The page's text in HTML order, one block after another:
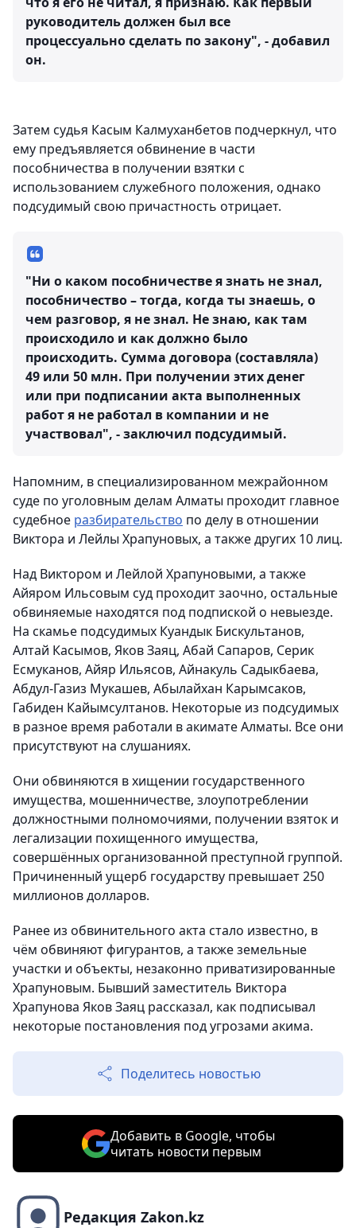
руководитель должен был все
процессуально сделать по закону", - добавил
он.
Затем судья Касым Калмуханбетов подчеркнул, что
ему предъявляется обвинение в части
пособничества в получении взятки с
использованием служебного положения, однако
подсудимый свою причастность отрицает.
"Ни о каком пособничестве я знать не знал,
пособничество – тогда, когда ты знаешь, о
чем разговор, я не знал. Не знаю, как там
происходило и как должно было
происходить. Сумма договора (составляла)
49 или 50 млн. При получении этих денег
или при подписании акта выполненных
работ я не работал в компании и не
участвовал", - заключил подсудимый.
Напомним, в специализированном межрайонном
суде по уголовным делам Алматы проходит главное
судебное разбирательство по делу в отношении
Виктора и Лейлы Храпуновых, а также других 10 лиц.
Над Виктором и Лейлой Храпуновыми, а также
Айяром Ильсовым суд проходит заочно, остальные
обвиняемые находятся под подпиской о невыезде.
На скамье подсудимых Куандык Бискультанов,
Алтай Касымов, Яков Заяц, Абай Сапаров, Серик
Есмуканов, Айяр Ильясов, Айнакуль Садыкбаева,
Абдул-Газиз Мукашев, Абылайхан Карымсаков,
Габиден Кайымсултанов. Некоторые из подсудимых
в разное время работали в акимате Алматы. Все они
присутствуют на слушаниях.
Они обвиняются в хищении государственного
имущества, мошенничестве, злоупотреблении
должностными полномочиями, получении взяток и
легализации похищенного имущества,
совершённых организованной преступной группой.
Причиненный ущерб государству превышает 250
миллионов долларов.
Ранее из обвинительного акта стало известно, в
чём обвиняют фигурантов, а также земельные
участки и объекты, незаконно приватизированные
Храпуновым. Бывший заместитель Виктора
Храпунова Яков Заяц рассказал, как подписывал
некоторые постановления под угрозами акима.
Поделитесь новостью
Добавить в Google, чтобы
читать новости первым
Редакция Zakon.kz